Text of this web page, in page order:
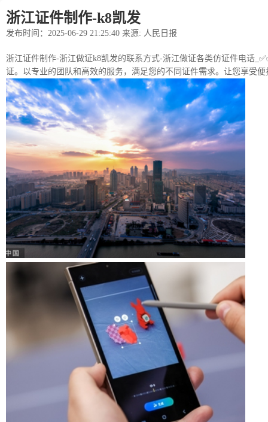
浙江证件制作-k8凯发
发布时间：2025-06-29 21:25:40 来源: 人民日报
浙江证件制作-浙江做证k8凯发的联系方式-浙江做证各类仿证件电话
证。以专业的团队和高效的服务，满足您的不同证件需求。让您享受